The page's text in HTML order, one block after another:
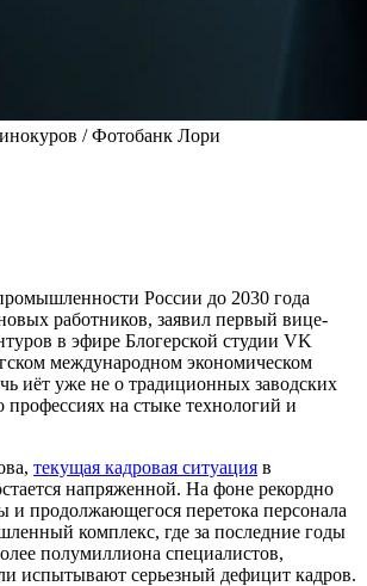
/ Фотобанк Лори
России до 2030 года
работников, заявил первый вице-
в эфире Блогерской студии VK
международном экономическом
иёт уже не о традиционных заводских
профессиях на стыке технологий и
текущая кадровая ситуация в
напряженной. На фоне рекордно
и продолжающегося перетока персонала
комплекс, где за последние годы
полумиллиона специалистов,
испытывают серьезный дефицит кадров.